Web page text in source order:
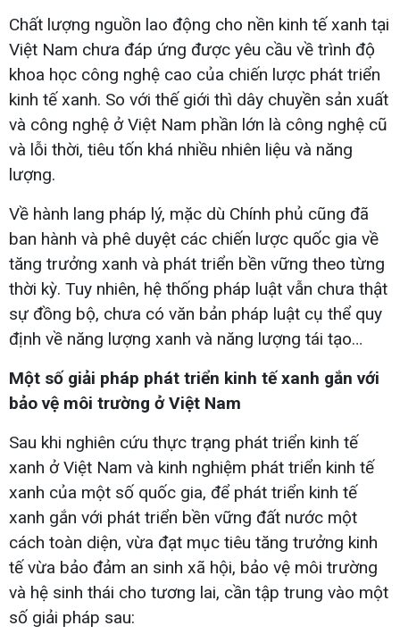
Chất lượng nguồn lao động cho nền kinh tế xanh tại
Việt Nam chưa đáp ứng được yêu cầu về trình độ
khoa học công nghệ cao của chiến lược phát triển
kinh tế xanh. So với thế giới thì dây chuyền sản xuất
và công nghệ ở Việt Nam phần lớn là công nghệ cũ
và lỗi thời, tiêu tốn khá nhiều nhiên liệu và năng
lượng.
Về hành lang pháp lý, mặc dù Chính phủ cũng đã
ban hành và phê duyệt các chiến lược quốc gia về
tăng trưởng xanh và phát triển bền vững theo từng
thời kỳ. Tuy nhiên, hệ thống pháp luật vẫn chưa thật
sự đồng bộ, chưa có văn bản pháp luật cụ thể quy
định về năng lượng xanh và năng lượng tái tạo…
Một số giải pháp phát triển kinh tế xanh gắn với
bảo vệ môi trường ở Việt Nam
Sau khi nghiên cứu thực trạng phát triển kinh tế
xanh ở Việt Nam và kinh nghiệm phát triển kinh tế
xanh của một số quốc gia, để phát triển kinh tế
xanh gắn với phát triển bền vững đất nước một
cách toàn diện, vừa đạt mục tiêu tăng trưởng kinh
tế vừa bảo đảm an sinh xã hội, bảo vệ môi trường
và hệ sinh thái cho tương lai, cần tập trung vào một
số giải pháp sau: